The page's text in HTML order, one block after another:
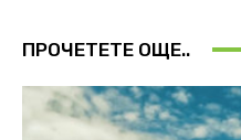
ПРОЧЕТЕТЕ ОЩЕ..